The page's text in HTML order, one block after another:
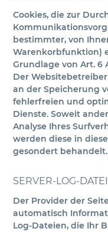
Cookies, die zur
bestimmter, von
Warenkorbfunktion)
Grundlage von Art. 6
Der
an der Speicherung
fehlerfreien und
Dienste. Soweit
Analyse Ihres
werden diese in
gesondert behandelt.
SERVER-LOG-
Der Provider der
automatisch
Log-Dateien, die Ihr